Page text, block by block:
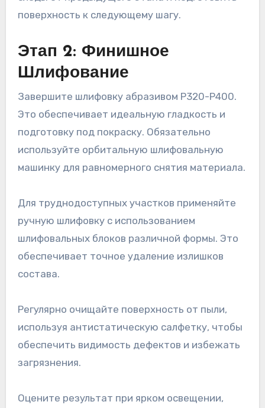
поверхность к следующему шагу.
Этап 2: Финишное
Шлифование
Завершите шлифовку абразивом P320-P400.
Это обеспечивает идеальную гладкость и
подготовку под покраску. Обязательно
используйте орбитальную шлифовальную
машинку для равномерного снятия материала.
Для труднодоступных участков применяйте
ручную шлифовку с использованием
шлифовальных блоков различной формы. Это
обеспечивает точное удаление излишков
состава.
Регулярно очищайте поверхность от пыли,
используя антистатическую салфетку, чтобы
обеспечить видимость дефектов и избежать
загрязнения.
Оцените результат при ярком освещении,